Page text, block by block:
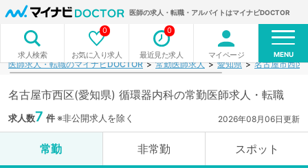
医師の求人・転職・アルバイトはマイナビDOCTOR
求人検索 お気に入り求人
0
最近見た求人
0
マイページ MENU
医師求人・転職のマイナビDOCTOR 常勤医師求人 愛知県 名古屋市西区
名古屋市西区(愛知県) 循環器内科の常勤医師求人・転職
求人数7 件※非公開求人を除く 2026年08月06日更新
常勤 非常勤 スポット